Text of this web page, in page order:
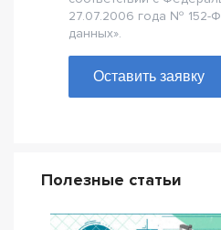
27.07.2006 года № 152-
данных».
Оставить заявку
Полезные статьи